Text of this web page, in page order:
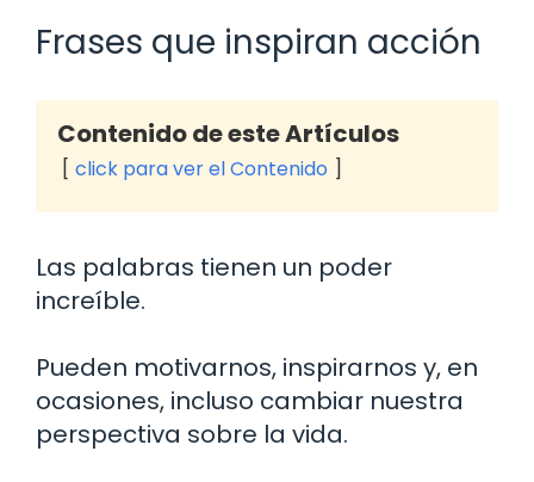
Frases que inspiran acción
Contenido de este Artículos
click para ver el Contenido
Las palabras tienen un poder
increíble.
Pueden motivarnos, inspirarnos y, en
ocasiones, incluso cambiar nuestra
perspectiva sobre la vida.